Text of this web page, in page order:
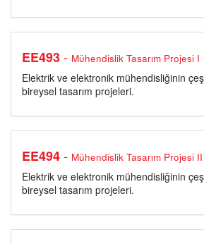
EE493- Mühendislik Tasarım Projesi I
Elektrik ve elektronik mühendisliğinin
bireysel tasarım projeleri.
EE494- Mühendislik Tasarım Projesi II
Elektrik ve elektronik mühendisliğinin
bireysel tasarım projeleri.